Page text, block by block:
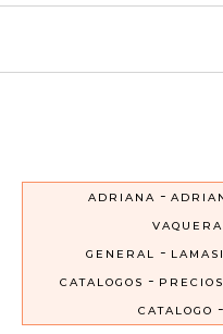
ADRIANA -
GENERAL -
CATALOGOS -
CATALOGO -